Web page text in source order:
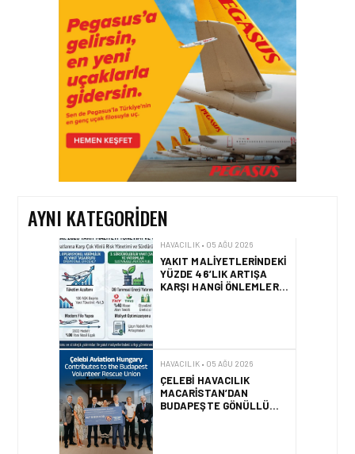
AYNI KATEGORIDEN
HITIT BILIŞIM 500’DE
SEKTÖREL YAZILIM
BIRINCISI
HAVACILIK • 05 AĞU 2026
YAKIT MALIYETLERINDEKI
YÜZDE 46’LIK ARTIŞA
KARŞI HANGI ÖNLEMLER
ALINIYOR?
ÇELEBI HAVACILIK
MACARISTAN’DAN
BUDAPEŞTE GÖNÜLLÜ
KURTARMA BIRLIĞI’NE
AIRBUS A320NEO
UÇAKLARINDA YOLCU
BINIŞ SÜREÇLERI
SIMÜLASYONLA TEST